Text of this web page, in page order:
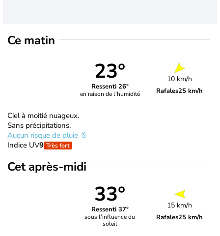
Ce matin
23°
Ressenti 26°
en raison de l'humidité
10 km/h
Rafales25 km/h
Ciel à moitié nuageux.
Sans précipitations.
Aucun risque de pluie
Indice UV9 Très fort
Cet après-midi
33°
Ressenti 37°
sous l’influence du
soleil
15 km/h
Rafales25 km/h